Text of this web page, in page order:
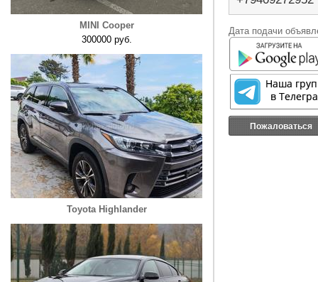
MINI Cooper
300000 руб.
Toyota Highlander
Дата подачи
Пожаловаться